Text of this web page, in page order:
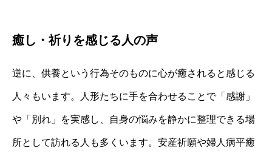
癒し・祈りを感じる人の声
逆に、供養という行為そのものに心が癒されると感じる
人々もいます。人形たちに手を合わせることで「感謝」
や「別れ」を実感し、自身の悩みを静かに整理できる場
所として訪れる人も多くいます。安産祈願や婦人病平癒